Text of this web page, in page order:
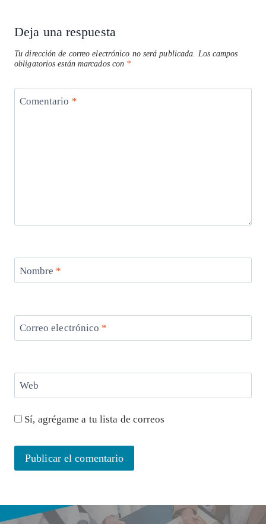
Deja una respuesta
Tu dirección de correo electrónico no será publicada. Los campos
obligatorios están marcados con *
Comentario *
Nombre *
Correo electrónico *
Web
Sí, agrégame a tu lista de correos